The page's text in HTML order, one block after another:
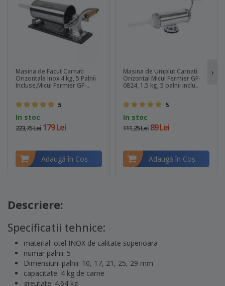
›
Masina de Facut Carnati
Orizontala Inox 4 kg, 5 Palnii
Incluse,Micul Fermier GF-..
5
In stoc
223,75 Lei 179 Lei
Adaugă în Coş
Masina de Umplut Carnati
Orizontal Micul Fermier GF-
0824, 1.5 kg, 5 palnii inclu..
5
In stoc
111,25 Lei 89 Lei
Adaugă în Coş
Descriere:
Specificatii tehnice:
material: otel INOX de calitate superioara
numar palnii: 5
Dimensiuni palnii: 10, 17, 21, 25, 29 mm
capacitate: 4 kg de carne
greutate: 4.64 kg